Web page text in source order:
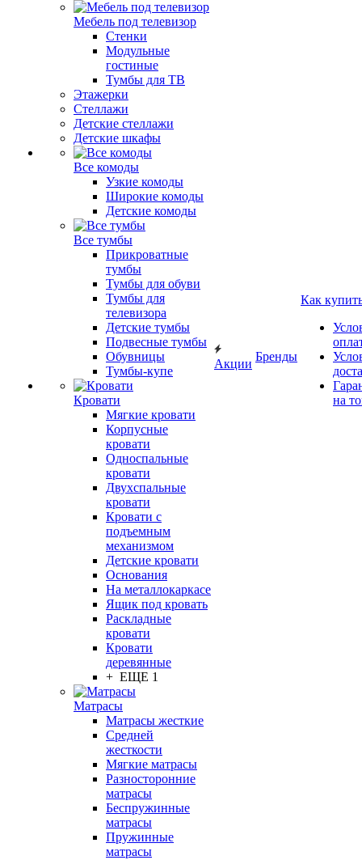
Мебель под телевизор
Стенки
Модульные
гостиные
Тумбы для ТВ
Этажерки
Стеллажи
Детские стеллажи
Детские шкафы
Все комоды
Узкие комоды
Широкие комоды
Детские комоды
Все тумбы
Прикроватные
тумбы
Тумбы для обуви
Тумбы для
телевизора
Детские тумбы
Подвесные тумбы
Обувницы
Тумбы-купе
Кровати
Мягкие кровати
Корпусные
кровати
Односпальные
кровати
Двухспальные
кровати
Кровати с
подъемным
механизмом
Детские кровати
Основания
На металлокаркасе
Ящик под кровать
Раскладные
кровати
Кровати
деревянные
+ ЕЩЕ 1
Матрасы
Матрасы жесткие
Средней
жесткости
Мягкие матрасы
Разносторонние
матрасы
Беспружинные
матрасы
Пружинные
матрасы
Акции
Бренды
Как
на